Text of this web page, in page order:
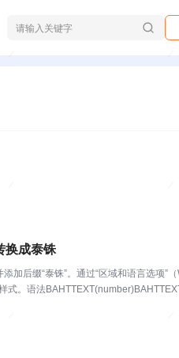
换成泰铢
加后缀“泰铢”。通过“区域和语言选项”
式。语法